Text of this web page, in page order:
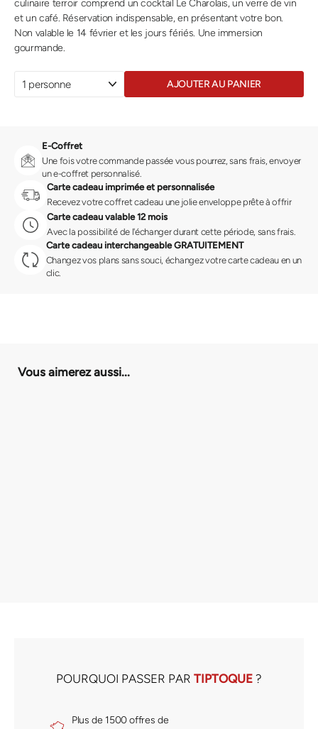
culinaire terroir comprend un cocktail Le Charolais, un verre de vin
et un café. Réservation indispensable, en présentant votre bon.
Non valable le 14 février et les jours fériés. Une immersion
gourmande.
AJOUTER AU PANIER
E-Coffret
Une fois votre commande passée vous pourrez, sans frais, envoyer
un e-coffret personnalisé.
Carte cadeau imprimée et personnalisée
Recevez votre coffret cadeau une jolie enveloppe prête à offrir
Carte cadeau valable 12 mois
Avec la possibilité de l'échanger durant cette période, sans frais.
Carte cadeau interchangeable GRATUITEMENT
Changez vos plans sans souci, échangez votre carte cadeau en un
clic.
Vous aimerez aussi...
POURQUOI PASSER PAR TIPTOQUE ?
Plus de 1500 offres de